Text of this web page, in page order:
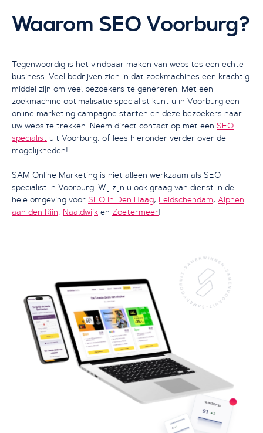
Ik wil groeien met SEO
Waarom SEO Voorburg?
Tegenwoordig is het vindbaar maken van websites een echte
business. Veel bedrijven zien in dat zoekmachines een krachtig
middel zijn om veel bezoekers te genereren. Met een
zoekmachine optimalisatie specialist kunt u in Voorburg een
online marketing campagne starten en deze bezoekers naar
uw website trekken. Neem direct contact op met een SEO
specialist uit Voorburg, of lees hieronder verder over de
mogelijkheden!
SAM Online Marketing is niet alleen werkzaam als SEO
specialist in Voorburg. Wij zijn u ook graag van dienst in de
hele omgeving voor SEO in Den Haag, Leidschendam, Alphen
aan den Rijn, Naaldwijk en Zoetermeer!